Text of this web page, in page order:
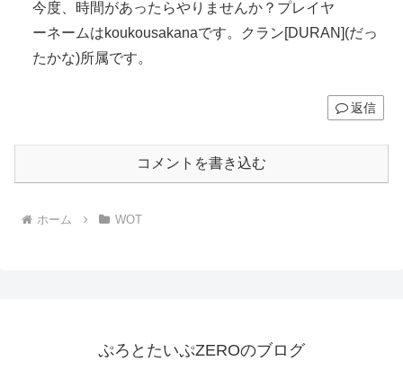
今度、時間があったらやりませんか？プレイヤ
ーネームはkoukousakanaです。クラン[DURAN](だっ
たかな)所属です。
返信
コメントを書き込む
ホーム WOT
ぷろとたいぷZEROのブログ